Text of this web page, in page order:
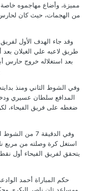
مميزة، وأضاع مهاجموه
من الهجمات، حيث كان لحارس
طريق لاعبه علي الغيلان بعد
بعد استغلاله خروج حارس
وفي الشوط الثاني ومنذ
المدافع سلطان عسيري
ضغطه على فريق الفيحاء،
وفي الدقيقة 7
حكم المباراة أحمد